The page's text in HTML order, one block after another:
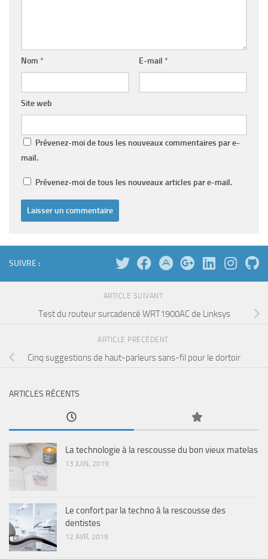
Nom * E-mail *
Site web
Prévenez-moi de tous les nouveaux commentaires par e-
mail.
Prévenez-moi de tous les nouveaux articles par e-mail.
SUIVRE :
ARTICLE SUIVANT
Test du routeur surcadencé WRT1900AC de Linksys
ARTICLE PRÉCÉDENT
Cinq suggestions de haut-parleurs sans-fil pour le dortoir
ARTICLES RÉCENTS
La technologie à la rescousse du bon vieux matelas
13 JUIN, 2019
Le confort par la techno à la rescousse des
dentistes
12 AVR, 2019